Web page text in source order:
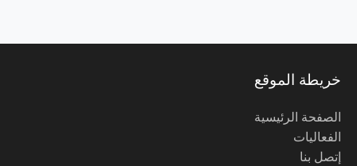
خريطة الموقع
الصفحة الرئيسية
الفعاليات
إتصل بنا